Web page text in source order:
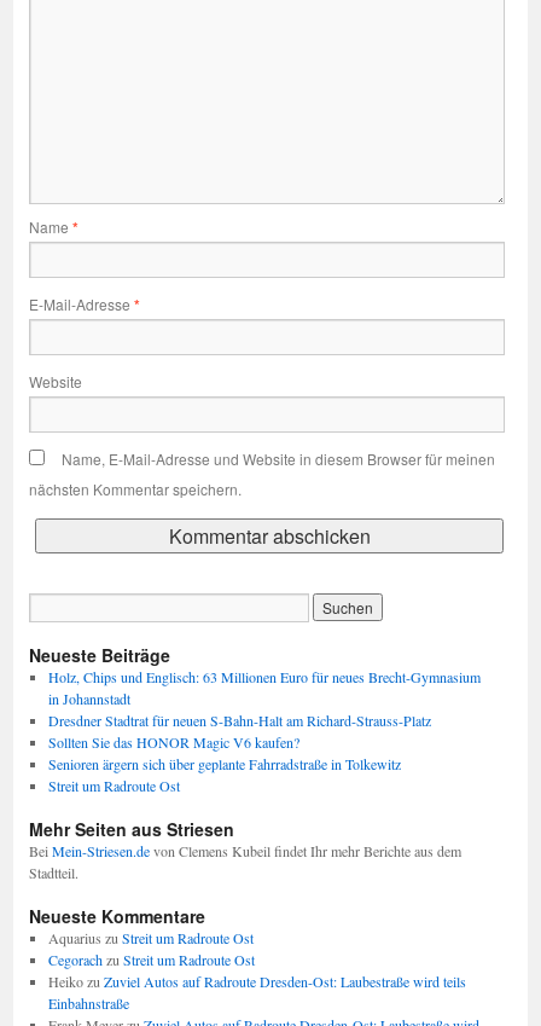
Name *
E-Mail-Adresse *
Website
Name, E-Mail-Adresse und Website in diesem Browser für meinen
nächsten Kommentar speichern.
Neueste Beiträge
Holz, Chips und Englisch: 63 Millionen Euro für neues Brecht-Gymnasium
in Johannstadt
Dresdner Stadtrat für neuen S-Bahn-Halt am Richard-Strauss-Platz
Sollten Sie das HONOR Magic V6 kaufen?
Senioren ärgern sich über geplante Fahrradstraße in Tolkewitz
Streit um Radroute Ost
Mehr Seiten aus Striesen
BeiMein-Striesen.devon Clemens Kubeil findet Ihr mehr Berichte aus dem
Stadtteil.
Neueste Kommentare
Aquarius zuStreit um Radroute Ost
CegorachzuStreit um Radroute Ost
HeikozuZuviel Autos auf Radroute Dresden-Ost: Laubestraße wird teils
Einbahnstraße